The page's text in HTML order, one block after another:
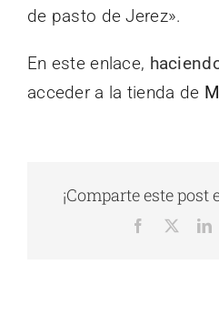
de pasto de Jerez».
En este enlace,
acceder a la tienda de
¡Comparte este post
Facebook